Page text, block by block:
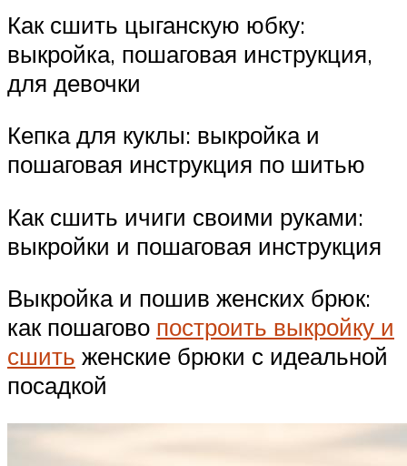
Как сшить цыганскую юбку:
выкройка, пошаговая инструкция,
для девочки
Кепка для куклы: выкройка и
пошаговая инструкция по шитью
Как сшить ичиги своими руками:
выкройки и пошаговая инструкция
Выкройка и пошив женских брюк:
как пошагово построить выкройку и
сшить женские брюки с идеальной
посадкой